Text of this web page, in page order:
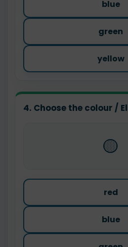
blue
green
yellow
4. Choose the colour /
🟡
red
blue